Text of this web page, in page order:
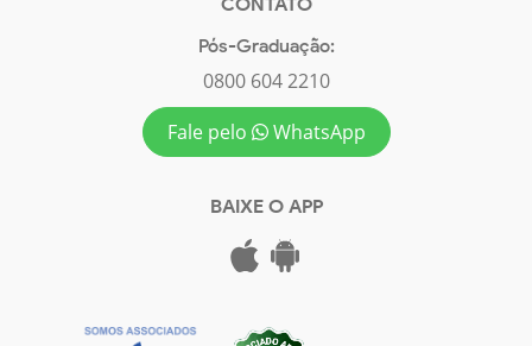
Pós-Graduação:
0800 604 2210
Fale pelo
WhatsApp
BAIXE O APP